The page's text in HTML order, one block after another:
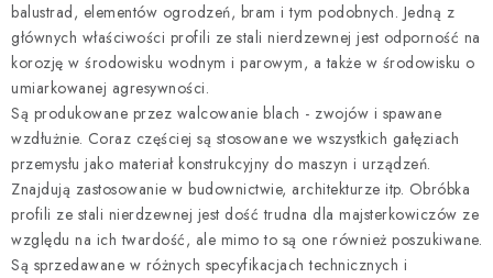
balustrad, elementów ogrodzeń, bram i tym podobnych. Jedną z
głównych właściwości profili ze stali nierdzewnej jest odporność na
korozję w środowisku wodnym i parowym, a także w środowisku o
umiarkowanej agresywności.
Są produkowane przez walcowanie blach - zwojów i spawane
wzdłużnie. Coraz częściej są stosowane we wszystkich gałęziach
przemysłu jako materiał konstrukcyjny do maszyn i urządzeń.
Znajdują zastosowanie w budownictwie, architekturze itp. Obróbka
profili ze stali nierdzewnej jest dość trudna dla majsterkowiczów ze
względu na ich twardość, ale mimo to są one również poszukiwane.
Są sprzedawane w różnych specyfikacjach technicznych i